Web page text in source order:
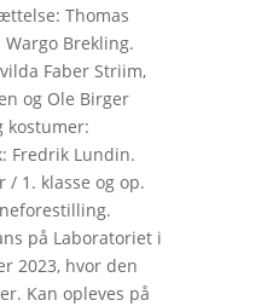
Thomas
Brekling.
Faber Striim,
og Ole Birger
kostumer:
Fredrik Lundin.
/ 1. klasse og op.
på Laboratoriet i
2023, hvor den
Kan opleves på